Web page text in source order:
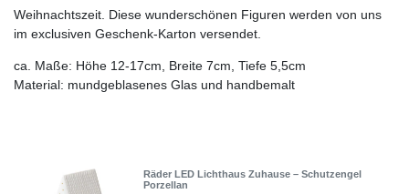
Weihnachtszeit. Diese wunderschönen Figuren werden von uns
im exclusiven Geschenk-Karton versendet.
ca. Maße: Höhe 12-17cm, Breite 7cm, Tiefe 5,5cm
Material: mundgeblasenes Glas und handbemalt
Räder LED Lichthaus Zuhause – Schutzengel
Porzellan